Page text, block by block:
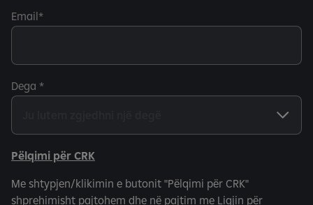
Email
Dega
Pëlqimi për CRK
Me shtypjen/klikimin e butonit "Pëlqimi për CRK"
shprehimisht pajtohem dhe në pajtim me Ligjin për